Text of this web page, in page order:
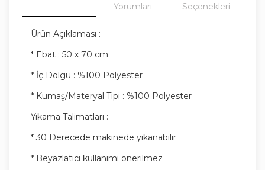
Yorumları
Seçenekleri
Ürün Açıklaması :
* Ebat : 50 x 70 cm
* İç Dolgu : %100 Polyester
* Kumaş/Materyal Tipi : %100 Polyester
Yıkama Talimatları :
* 30 Derecede makinede yıkanabilir
* Beyazlatıcı kullanımı önerilmez